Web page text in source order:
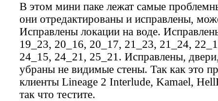
В этом мини паке лежат самые
они отредактированы и исправлены,
Исправлены локации на воде.
19_23, 20_16, 20_17, 21_23, 21_24,
24_15, 24_21, 25_21. Исправлены,
убраны не видимые стены. Так как это
клиенты Lineage 2 Interlude, Kamael,
так что тестите.